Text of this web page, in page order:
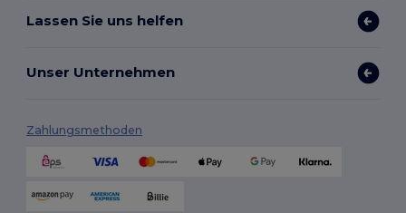
Lassen Sie uns helfen
Unser Unternehmen
Zahlungsmethoden